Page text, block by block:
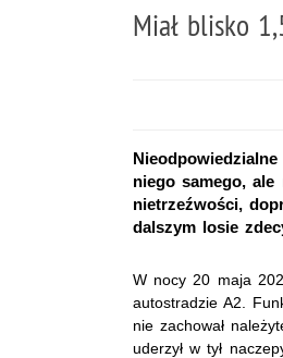
Miał blisko
niego samego,
nietrzeźwości,
dalszym losie
W nocy 20 maja
autostradzie A2.
nie zachował
uderzył w tył